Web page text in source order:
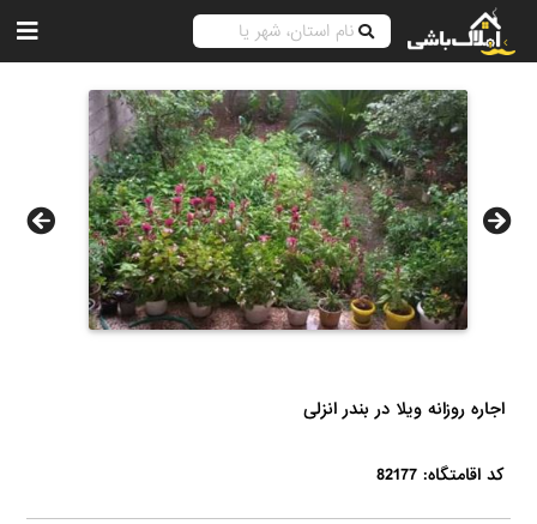
اجاره روزانه ویلا در بندر انزلی
کد اقامتگاه: 82177